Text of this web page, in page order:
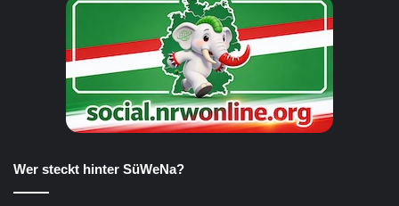
Wer steckt hinter SüWeNa?